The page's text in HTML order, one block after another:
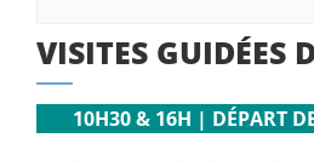
VISITES GUIDÉES
10H30 & 16H | DÉPART